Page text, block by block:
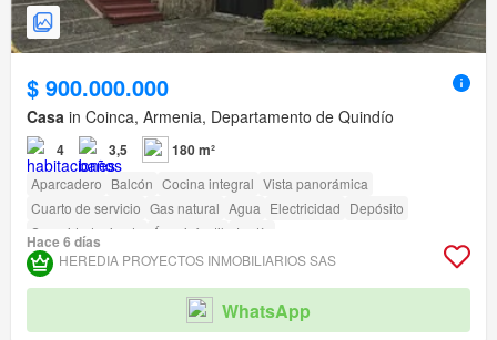
$ 900.000.000
Casa in Coinca, Armenia, Departamento de Quindío
4 3,5 180 m²
Aparcadero Balcón Cocina integral Vista panorámica
Cuarto de servicio Gas natural Agua Electricidad Depósito
Seguridad privada
Área infantil
Jardín
Acceso para personas con discapacidad
Hace 6 días
HEREDIA PROYECTOS INMOBILIARIOS SAS
WhatsApp